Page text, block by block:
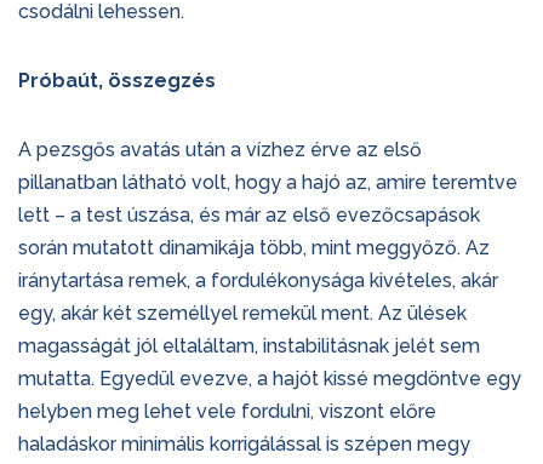
csodálni lehessen.
Próbaút, összegzés
A pezsgős avatás után a vízhez érve az első
pillanatban látható volt, hogy a hajó az, amire teremtve
lett – a test úszása, és már az első evezőcsapások
során mutatott dinamikája több, mint meggyőző. Az
iránytartása remek, a fordulékonysága kivételes, akár
egy, akár két személlyel remekül ment. Az ülések
magasságát jól eltaláltam, instabilitásnak jelét sem
mutatta. Egyedül evezve, a hajót kissé megdöntve egy
helyben meg lehet vele fordulni, viszont előre
haladáskor minimális korrigálással is szépen megy